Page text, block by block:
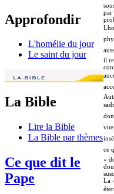
Approfondir
L'homélie du jour
Le saint du jour
La Bible
Lire la Bible
La Bible par thèmes
Ce que dit le
Pape
par
il
ce
«
La